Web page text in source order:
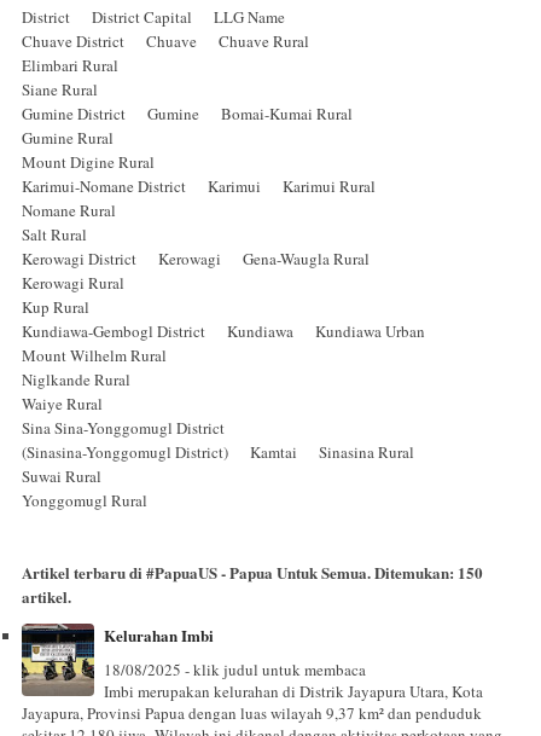
District District Capital LLG Name
Chuave District Chuave Chuave Rural
Elimbari Rural
Siane Rural
Gumine District Gumine Bomai-Kumai Rural
Gumine Rural
Mount Digine Rural
Karimui-Nomane District Karimui Karimui Rural
Nomane Rural
Salt Rural
Kerowagi District Kerowagi Gena-Waugla Rural
Kerowagi Rural
Kup Rural
Kundiawa-Gembogl District Kundiawa Kundiawa Urban
Mount Wilhelm Rural
Niglkande Rural
Waiye Rural
Sina Sina-Yonggomugl District
(Sinasina-Yonggomugl District) Kamtai Sinasina Rural
Suwai Rural
Yonggomugl Rural
Artikel terbaru di #PapuaUS - Papua Untuk Semua. Ditemukan: 150
artikel.
Kelurahan Imbi
18/08/2025 - klik judul untuk membaca
Imbi merupakan kelurahan di Distrik Jayapura Utara, Kota
Jayapura, Provinsi Papua dengan luas wilayah 9,37 km² dan penduduk